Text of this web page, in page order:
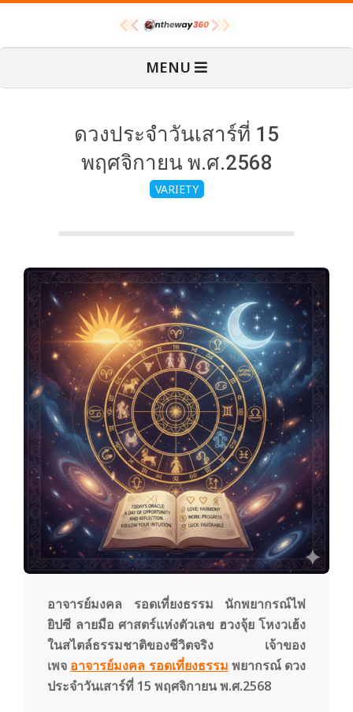
content
O
n
e
W
a
y
3
6
0
MENU
ดวงประจำวันเสาร์ที่ 15
พฤศจิกายน พ.ศ.2568
VARIETY
อาจารย์มงคล รอดเที่ยงธรรม นักพยากรณ์ไพ่
ยิปซี ลายมือ ศาสตร์แห่งตัวเลข ฮวงจุ้ย โหงวเฮ้ง
ในสไตล์ธรรมชาติของชีวิตจริง เจ้าของ
เพจ อาจารย์มงคล รอดเที่ยงธรรม พยากรณ์ ดวง
ประจำวันเสาร์ที่ 15 พฤศจิกายน พ.ศ.2568